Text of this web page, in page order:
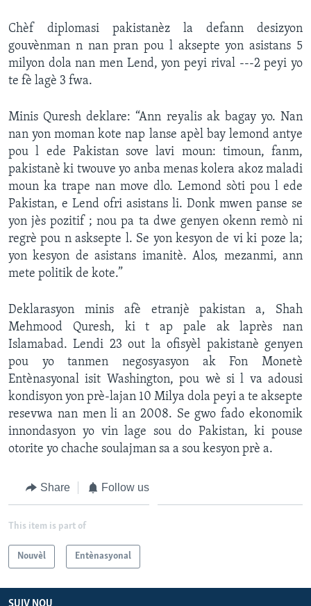
Chèf diplomasi pakistanèz la defann desizyon
gouvènman n nan pran pou l aksepte yon asistans 5
milyon dola nan men Lend, yon peyi rival ---2 peyi yo
te fè lagè 3 fwa.
Minis Quresh deklare: “Ann reyalis ak bagay yo. Nan
nan yon moman kote nap lanse apèl bay lemond antye
pou l ede Pakistan sove lavi moun: timoun, fanm,
pakistanè ki twouve yo anba menas kolera akoz maladi
moun ka trape nan move dlo. Lemond sòti pou l ede
Pakistan, e Lend ofri asistans li. Donk mwen panse se
yon jès pozitif ; nou pa ta dwe genyen okenn remò ni
regrè pou n asksepte l. Se yon kesyon de vi ki poze la;
yon kesyon de asistans imanitè. Alos, mezanmi, ann
mete politik de kote.”
Deklarasyon minis afè etranjè pakistan a, Shah
Mehmood Quresh, ki t ap pale ak laprès nan
Islamabad. Lendi 23 out la ofisyèl pakistanè genyen
pou yo tanmen negosyasyon ak Fon Monetè
Entènasyonal isit Washington, pou wè si l va adousi
kondisyon yon prè-lajan 10 Milya dola peyi a te aksepte
resevwa nan men li an 2008. Se gwo fado ekonomik
innondasyon yo vin lage sou do Pakistan, ki pouse
otorite yo chache soulajman sa a sou kesyon prè a.
Share Follow us
This item is part of
Nouvèl Entènasyonal